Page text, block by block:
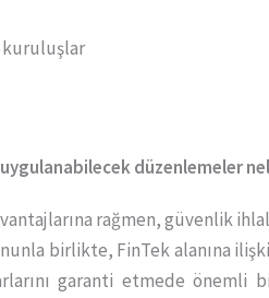
kuruluşlar
düzenlemeler
rağmen, güvenlik
birlikte, FinTek alanına
garanti etmede önemli